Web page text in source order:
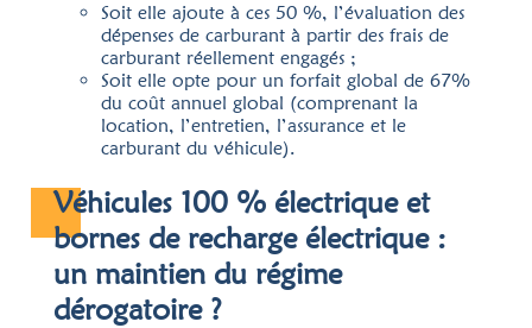
Soit elle ajoute à ces 50 %, l’évaluation des
dépenses de carburant à partir des frais de
carburant réellement engagés ;
Soit elle opte pour un forfait global de 67%
du coût annuel global (comprenant la
location, l’entretien, l’assurance et le
carburant du véhicule).
Véhicules 100 % électrique et
bornes de recharge électrique :
un maintien du régime
dérogatoire ?